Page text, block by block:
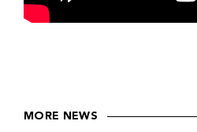
MORE NEWS